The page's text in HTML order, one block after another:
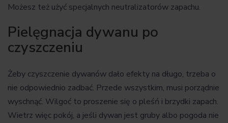
Możesz też użyć specjalnych neutralizatorów zapachu.
Pielęgnacja dywanu po
czyszczeniu
Żeby czyszczenie dywanów dało efekty na długo, trzeba o
nie odpowiednio zadbać. Przede wszystkim, musi porządnie
wyschnąć. Wilgoć to proszenie się o pleśń i brzydki zapach.
Wietrz więc pokój, a jeśli dywan jest gruby albo pogoda nie